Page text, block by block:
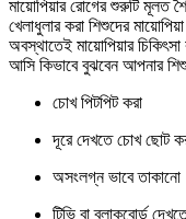
মায়োপিয়ার রোগের শুরুটি মূলত
খেলাধুলার করা শিশুদের
অবস্থাতেই মায়োপিয়ার
আসি কিভাবে বুঝবেন আপনার
চোখ পিটপিট করা
দূরে দেখতে চোখ ছোট
অসংলগ্ন ভাবে তাকানো
টিভি বা ব্লাকবোর্ড